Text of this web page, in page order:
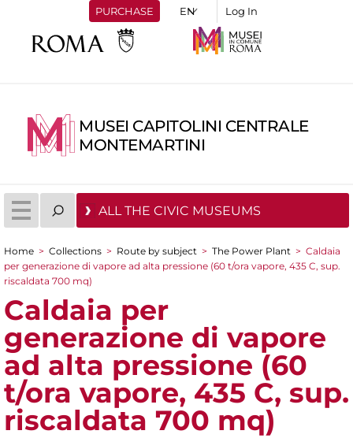
PURCHASE Log In
MUSEI CAPITOLINI CENTRALE
MONTEMARTINI
ALL THE CIVIC MUSEUMS
You are here
Home > Collections > Route by subject > The Power Plant > Caldaia
per generazione di vapore ad alta pressione (60 t/ora vapore, 435 C, sup.
riscaldata 700 mq)
Caldaia per
generazione di vapore
ad alta pressione (60
t/ora vapore, 435 C, sup.
riscaldata 700 mq)